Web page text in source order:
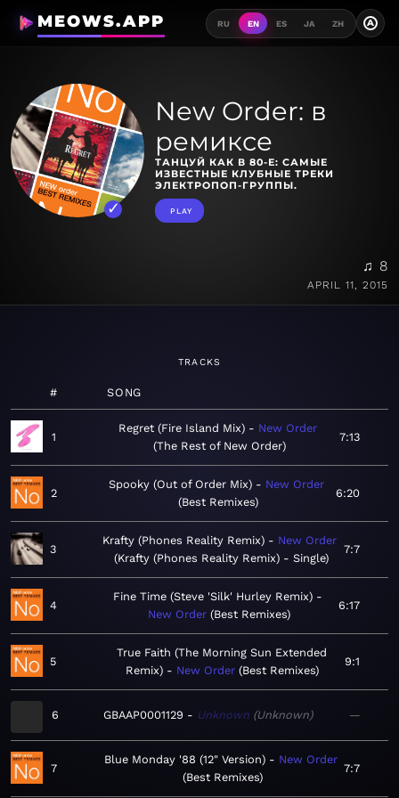
MEOWS.APP RU EN ES JA ZH A
New Order: в
ремиксе
ТАНЦУЙ КАК В 80-Е: САМЫЕ
ИЗВЕСТНЫЕ КЛУБНЫЕ ТРЕКИ
ЭЛЕКТРОПОП-ГРУППЫ.
PLAY
♫ 8
APRIL 11, 2015
TRACKS
# SONG
1
Regret (Fire Island Mix)
New Order
The Rest of New Order
7:13
2
Spooky (Out of Order Mix)
New Order
Best Remixes
6:20
3
Krafty (Phones Reality Remix)
New Order
Krafty (Phones Reality Remix) - Single
7:7
4
Fine Time (Steve 'Silk' Hurley Remix)
New Order Best Remixes
6:17
5
True Faith (The Morning Sun Extended
Remix)
New Order Best Remixes
9:1
6 GBAAP0001129 Unknown Unknown —
7
Blue Monday '88 (12" Version)
New Order
Best Remixes
7:7